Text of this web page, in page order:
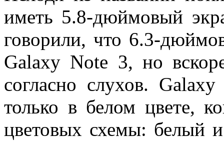
иметь 5.8-дюймовый
говорили, что 6.3-
Galaxy Note 3, но
согласно слухов.
только в белом цвете,
цветовых схемы: белый